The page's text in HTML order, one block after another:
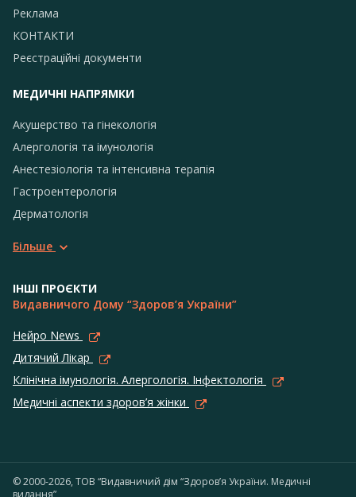
Реклама
КОНТАКТИ
Реєстраційні документи
МЕДИЧНІ НАПРЯМКИ
Акушерство та гінекологія
Алергологія та імунологія
Анестезіологія та інтенсивна терапія
Гастроентерологія
Дерматологія
Більше
ІНШІ ПРОЄКТИ
Видавничого Дому “Здоров’я України”
Нейро News
Дитячий Лікар
Клінічна імунологія. Алергологія. Інфектологія
Медичні аспекти здоров’я жінки
© 2000-2026, ТОВ “Видавничий дім “Здоров’я України. Медичні